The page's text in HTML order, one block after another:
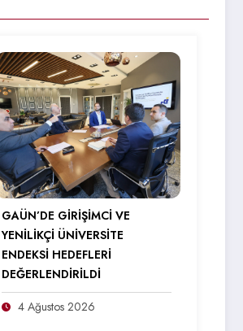
GAÜN’DE GİRİŞİMCİ VE
YENİLİKÇİ ÜNİVERSİTE
ENDEKSİ HEDEFLERİ
DEĞERLENDİRİLDİ
4 Ağustos 2026